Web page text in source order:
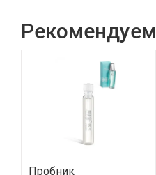
Рекомендуем
Пробник